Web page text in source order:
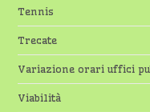
Tennis
Trecate
Variazione orari uffici
Viabilità